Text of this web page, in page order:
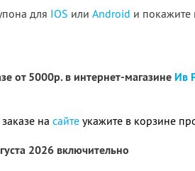
для IOS или Android и покажите
от 5000р. в интернет-магазине Ив
на сайте укажите в корзине
2026 включительно